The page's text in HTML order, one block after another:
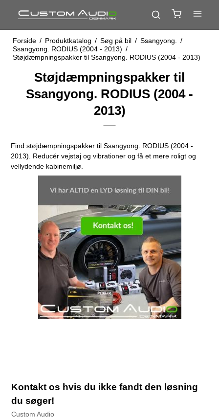
Forside / Produktkatalog / Søg på bil / Ssangyong.
/
Ssangyong. RODIUS (2004 - 2013) /
Støjdæmpningspakker til Ssangyong. RODIUS (2004 - 2013)
Støjdæmpningspakker til
Ssangyong. RODIUS (2004 -
2013)
Find støjdæmpningspakker til Ssangyong. RODIUS (2004 -
2013). Reducér vejstøj og vibrationer og få et mere roligt og
vellydende kabinemiljø.
Kontakt os hvis du ikke fandt den løsning
du søger!
Custom Audio